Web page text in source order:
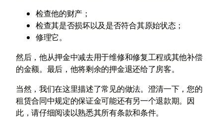
检查他的财产；
检查其是否损坏以及是否符合其原始状态；
修理它。
然后，他从押金中减去用于维修和修复工程或其他补偿
的金额。最后，他将剩余的押金退还给了房客。
当然，我们在这里描述了常见的做法。澄清一下，您的
租赁合同中规定的保证金可能还有另一个退款期。因
此，请仔细阅读以熟悉其所有条款和条件。